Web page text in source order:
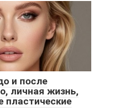
и после
личная жизнь,
пластические